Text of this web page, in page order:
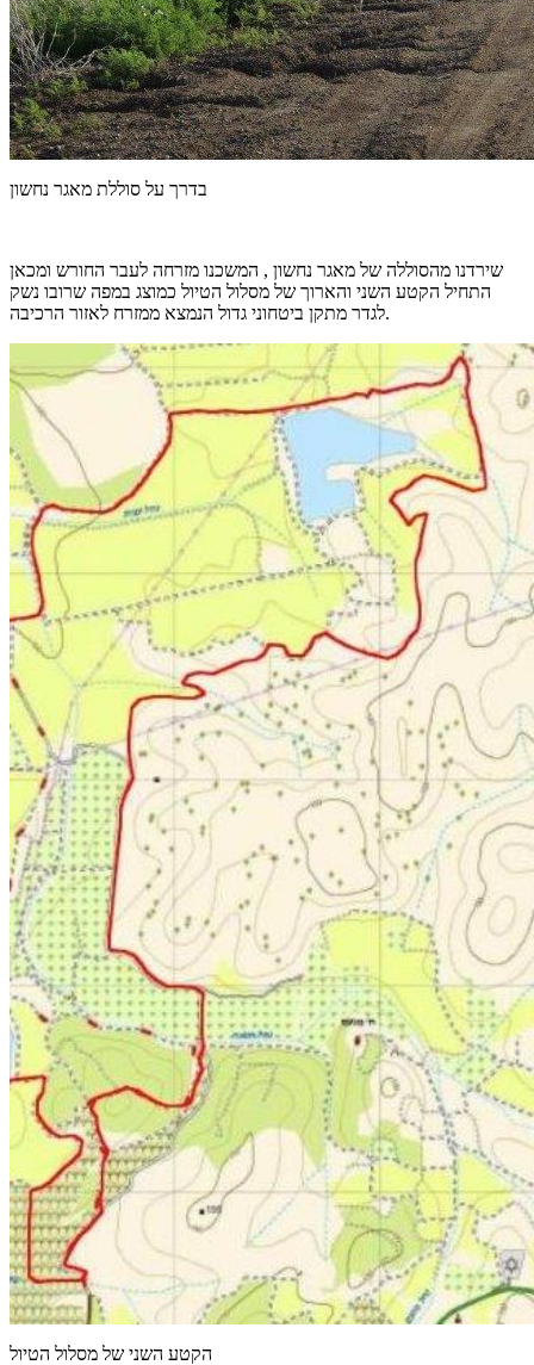
בדרך על סוללת מאגר נחשון
שירדנו מהסוללה של מאגר נחשון , המשכנו מזרחה לעבר החורש ומכאן
התחיל הקטע השני והארוך של מסלול הטיול כמוצג במפה שרובו נשק
לגדר מתקן ביטחוני גדול הנמצא ממזרח לאזור הרכיבה.
הקטע השני של מסלול הטיול